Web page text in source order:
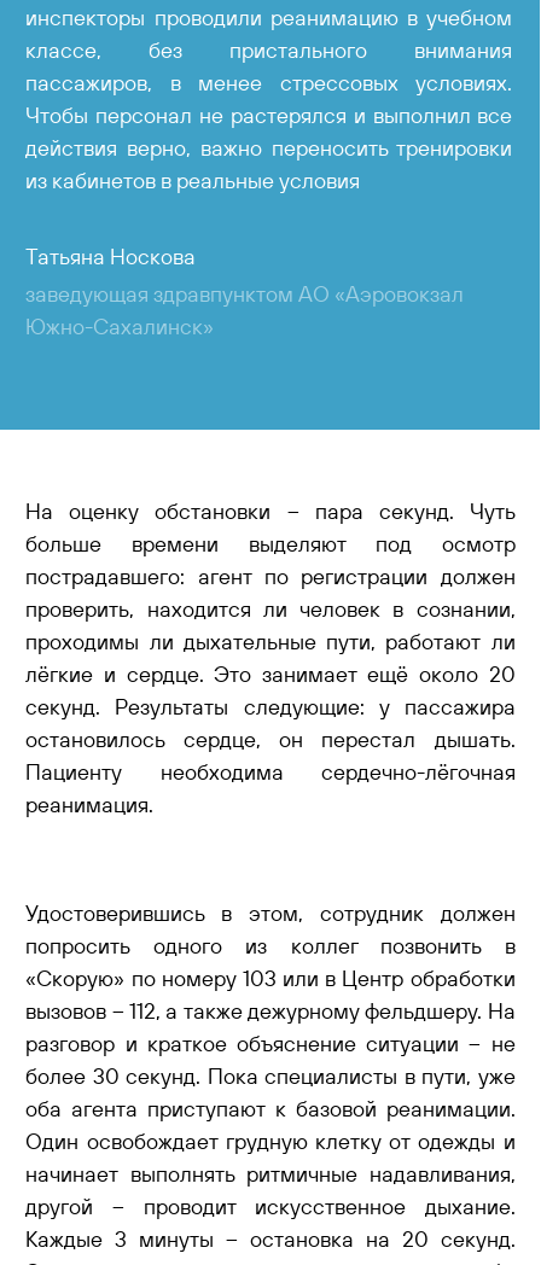
инспекторы проводили реанимацию в учебном
классе, без пристального внимания
пассажиров, в менее стрессовых условиях.
Чтобы персонал не растерялся и выполнил все
действия верно, важно переносить тренировки
из кабинетов в реальные условия
Татьяна Носкова
заведующая здравпунктом АО «Аэровокзал
Южно-Сахалинск»
На оценку обстановки – пара секунд. Чуть
больше времени выделяют под осмотр
пострадавшего: агент по регистрации должен
проверить, находится ли человек в сознании,
проходимы ли дыхательные пути, работают ли
лёгкие и сердце. Это занимает ещё около 20
секунд. Результаты следующие: у пассажира
остановилось сердце, он перестал дышать.
Пациенту необходима сердечно-лёгочная
реанимация.
Удостоверившись в этом, сотрудник должен
попросить одного из коллег позвонить в
«Скорую» по номеру 103 или в Центр обработки
вызовов – 112, а также дежурному фельдшеру. На
разговор и краткое объяснение ситуации – не
более 30 секунд. Пока специалисты в пути, уже
оба агента приступают к базовой реанимации.
Один освобождает грудную клетку от одежды и
начинает выполнять ритмичные надавливания,
другой – проводит искусственное дыхание.
Каждые 3 минуты – остановка на 20 секунд.